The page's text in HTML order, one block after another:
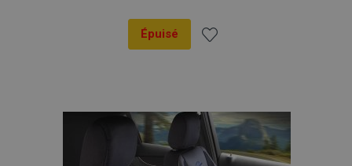
Épuisé
liste
d'achats